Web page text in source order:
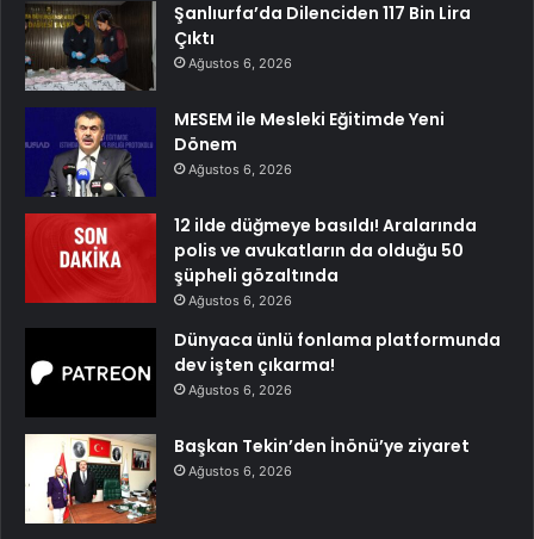
Şanlıurfa’da Dilenciden 117 Bin Lira
Çıktı
Ağustos 6, 2026
MESEM ile Mesleki Eğitimde Yeni
Dönem
Ağustos 6, 2026
12 ilde düğmeye basıldı! Aralarında
polis ve avukatların da olduğu 50
şüpheli gözaltında
Ağustos 6, 2026
Dünyaca ünlü fonlama platformunda
dev işten çıkarma!
Ağustos 6, 2026
Başkan Tekin’den İnönü’ye ziyaret
Ağustos 6, 2026